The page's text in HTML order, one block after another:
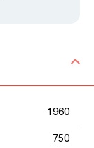
1960
750